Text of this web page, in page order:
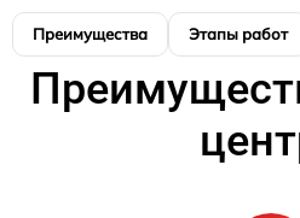
Преимущества Этапы работ